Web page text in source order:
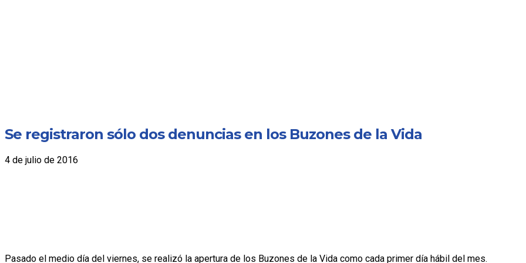
Se registraron sólo dos denuncias en los Buzones de la Vida
4 de julio de 2016
Pasado el medio día del viernes, se realizó la apertura de los Buzones de la Vida como cada primer día hábil del mes.